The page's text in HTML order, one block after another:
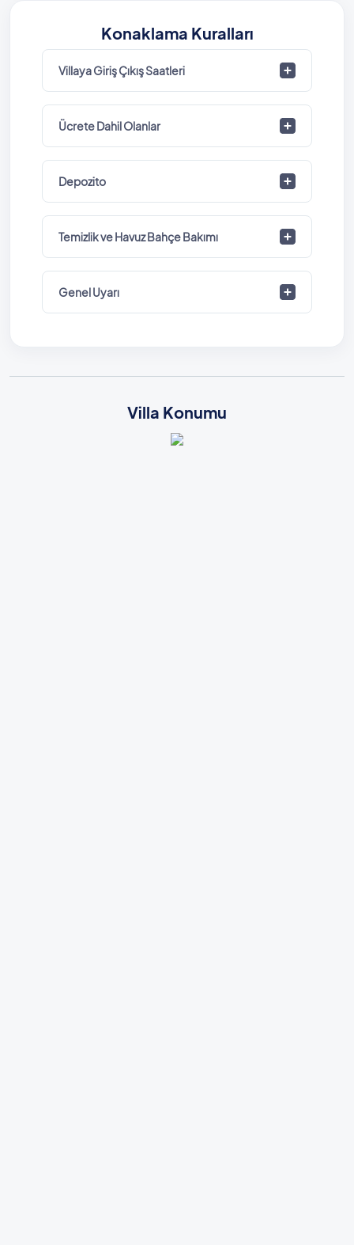
Konaklama Kuralları
Villaya Giriş Çıkış Saatleri
Ücrete Dahil Olanlar
Depozito
Temizlik ve Havuz Bahçe Bakımı
Genel Uyarı
Villa Konumu